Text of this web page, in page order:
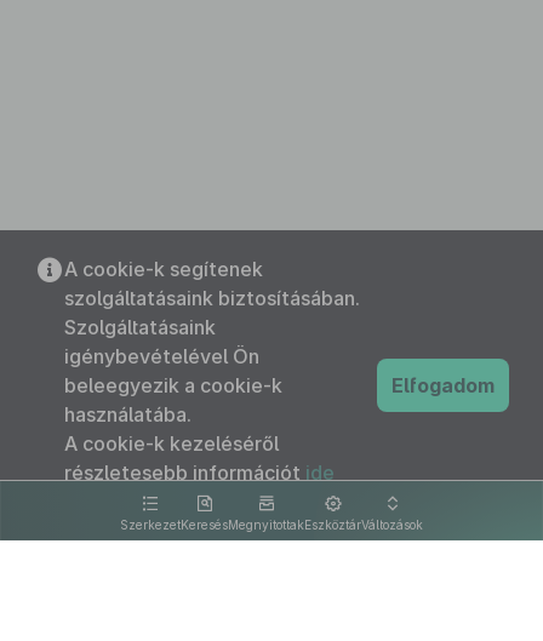
SzerkezetKeresésMegnyitottakEszköztárVáltozások
A cookie-k segítenek
szolgáltatásaink biztosításában.
Szolgáltatásaink
igénybevételével Ön
beleegyezik a cookie-k
használatába.
A cookie-k kezeléséről
részletesebb információt ide
kattintva olvashat.
Elfogadom